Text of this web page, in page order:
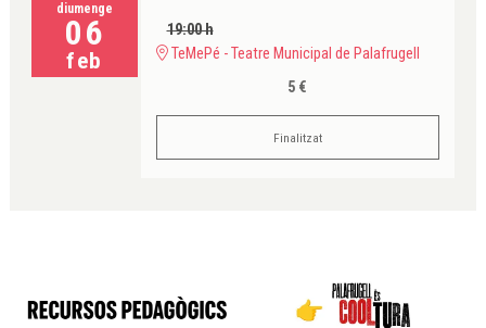
diumenge
06
feb
19:00 h
TeMePé - Teatre Municipal de Palafrugell
5 €
Finalitzat